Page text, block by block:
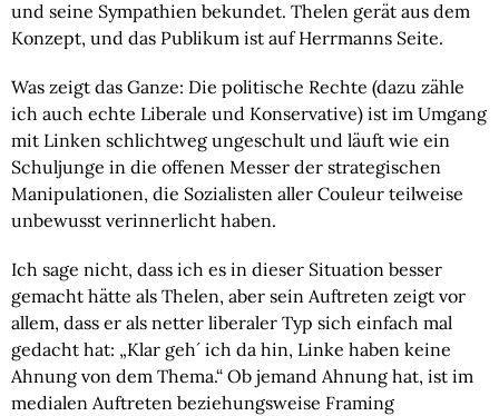
und seine Sympathien bekundet. Thelen gerät aus dem
Konzept, und das Publikum ist auf Herrmanns Seite.
Was zeigt das Ganze: Die politische Rechte (dazu zähle
ich auch echte Liberale und Konservative) ist im Umgang
mit Linken schlichtweg ungeschult und läuft wie ein
Schuljunge in die offenen Messer der strategischen
Manipulationen, die Sozialisten aller Couleur teilweise
unbewusst verinnerlicht haben.
Ich sage nicht, dass ich es in dieser Situation besser
gemacht hätte als Thelen, aber sein Auftreten zeigt vor
allem, dass er als netter liberaler Typ sich einfach mal
gedacht hat: „Klar geh´ ich da hin, Linke haben keine
Ahnung von dem Thema.“ Ob jemand Ahnung hat, ist im
medialen Auftreten beziehungsweise Framing